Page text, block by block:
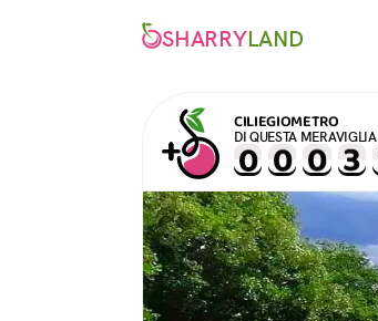
SHARRYLAND
CILIEGIOMETRO
DI QUESTA MERAVIGLIA